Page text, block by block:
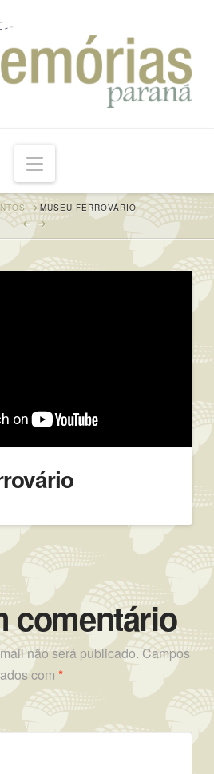
Navigation
MUSEU FERROVÁRIO
comentário
não será publicado. Campos
com *